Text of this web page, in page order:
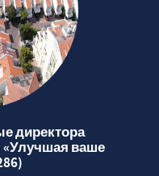
директора
ваше